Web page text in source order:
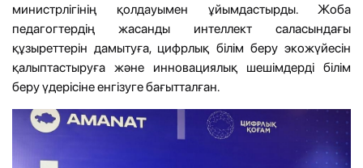
министрлігінің қолдауымен ұйымдастырды. Жоба
педагогтердің жасанды интеллект саласындағы
құзыреттерін дамытуға, цифрлық білім беру экожүйесін
қалыптастыруға және инновациялық шешімдерді білім
беру үдерісіне енгізуге бағытталған.